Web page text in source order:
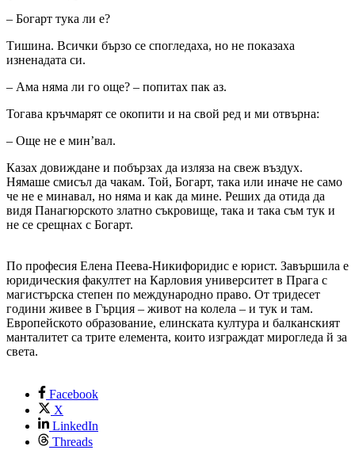
– Богарт тука ли е?
Тишина. Всички бързо се спогледаха, но не показаха
изненадата си.
– Ама няма ли го още? – попитах пак аз.
Тогава кръчмарят се окопити и на свой ред и ми отвърна:
– Още не е мин’вал.
Казах довиждане и побързах да изляза на свеж въздух.
Нямаше смисъл да чакам. Той, Богарт, така или иначе не само
че не е минавал, но няма и как да мине. Реших да отида да
видя Панагюрското златно съкровище, така и така съм тук и
не се срещнах с Богарт.
По професия Елена Пеева-Никифоридис е юрист. Завършила е
юридическия факултет на Карловия университет в Прага с
магистърска степен по международно право. От тридесет
години живее в Гърция – живот на колела – и тук и там.
Европейското образование, елинската култура и балканският
манталитет са трите елемента, които изграждат мирогледа й за
света.
Facebook
X
LinkedIn
Threads